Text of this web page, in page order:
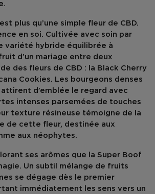
plus qu’une simple fleur de CBD.
en soi. Cultivée avec soin par
variété hybride équilibrée à
d’un mariage entre deux
des fleurs de CBD : la
Black Cherry
Cookies. Les bourgeons denses
d’emblée le regard avec
intenses parsemées de touches
texture résineuse témoigne de la
de cette fleur, destinée aux
aux néophytes.
ses arômes que la Super Boof
Un subtil mélange de fruits
se dégage dès le premier
immédiatement les sens vers un